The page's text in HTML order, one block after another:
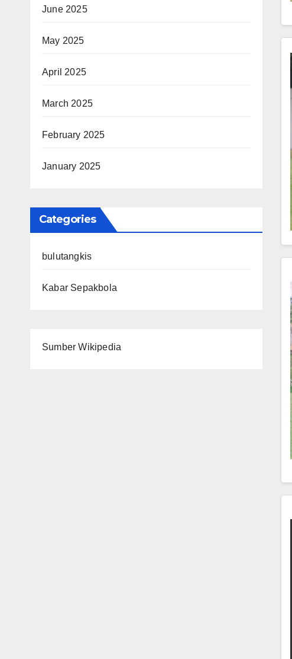
June 2025
May 2025
April 2025
March 2025
February 2025
January 2025
Categories
bulutangkis
Kabar Sepakbola
Sumber Wikipedia